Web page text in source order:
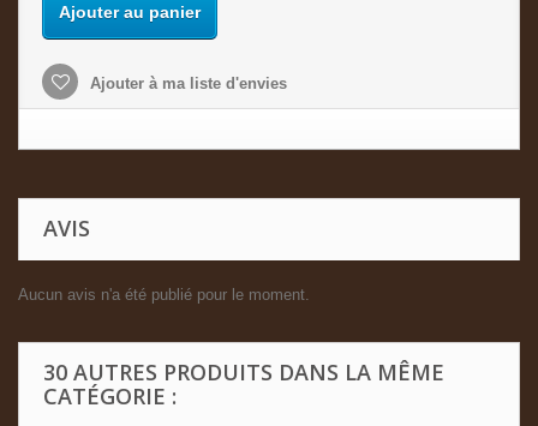
Ajouter au panier
Ajouter à ma liste d'envies
AVIS
Aucun avis n'a été publié pour le moment.
30 AUTRES PRODUITS DANS LA MÊME
CATÉGORIE :